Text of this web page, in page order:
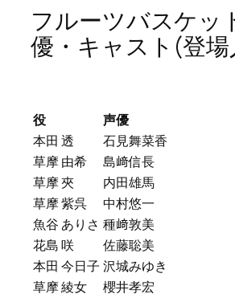
フルーツバスケ
優・キャスト(登場
役
声優
本田 透
石見舞菜香
草摩 由希
島﨑信長
草摩 夾
内田雄馬
草摩 紫呉
中村悠一
魚谷 ありさ 種﨑敦美
花島 咲
佐藤聡美
本田 今日子 沢城みゆき
草摩 綾女
櫻井孝宏